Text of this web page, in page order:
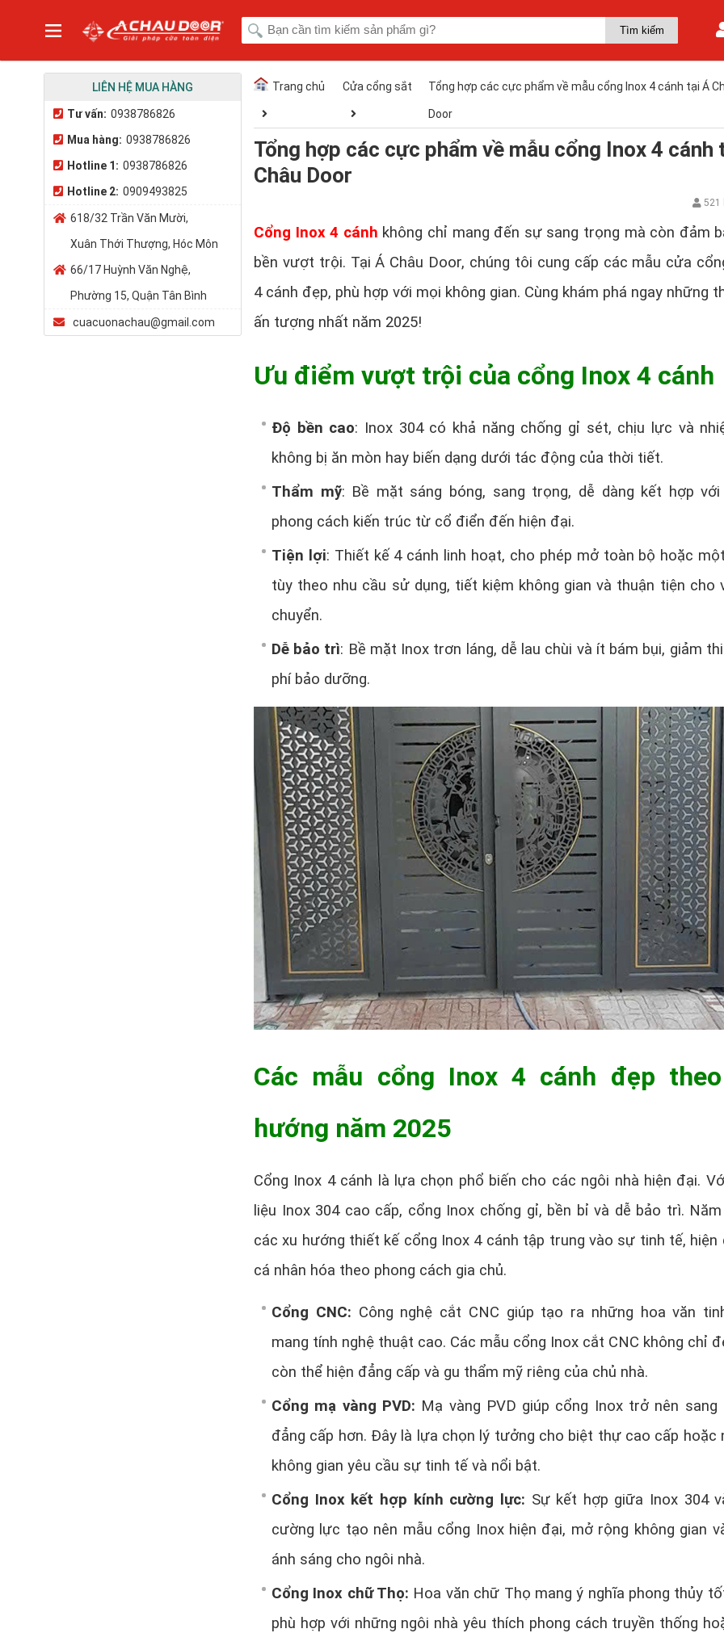
LIÊN HỆ MUA HÀNG
Tư vấn: 0938786826
Mua hàng: 0938786826
Hotline 1: 0938786826
Hotline 2: 0909493825
618/32 Trần Văn Mười,
Xuân Thới Thượng, Hóc Môn
66/17 Huỳnh Văn Nghệ,
Phường 15, Quận Tân Bình
cuacuonachau@gmail.com
Trang chủ Cửa cổng sắt Tổng hợp các cực phẩm về mẫu cổng Inox 4 cánh tại Á
Door
Tổng hợp các cực phẩm về mẫu cổng Inox 4 cánh
Châu Door
521
Cổng Inox 4 cánh không chỉ mang đến sự sang trọng mà còn đảm
bền vượt trội. Tại Á Châu Door, chúng tôi cung cấp các mẫu cửa
4 cánh đẹp, phù hợp với mọi không gian. Cùng khám phá ngay những
ấn tượng nhất năm 2025!
Ưu điểm vượt trội của cổng Inox 4 cánh
Độ bền cao: Inox 304 có khả năng chống gỉ sét, chịu lực và
không bị ăn mòn hay biến dạng dưới tác động của thời tiết.
Thẩm mỹ: Bề mặt sáng bóng, sang trọng, dễ dàng kết hợp với
phong cách kiến trúc từ cổ điển đến hiện đại.
Tiện lợi: Thiết kế 4 cánh linh hoạt, cho phép mở toàn bộ hoặc
tùy theo nhu cầu sử dụng, tiết kiệm không gian và thuận tiện cho
chuyển.
Dễ bảo trì: Bề mặt Inox trơn láng, dễ lau chùi và ít bám bụi, giảm
phí bảo dưỡng.
Các mẫu cổng Inox 4 cánh đẹp
hướng năm 2025
Cổng Inox 4 cánh là lựa chọn phổ biến cho các ngôi nhà hiện đại.
liệu Inox 304 cao cấp, cổng Inox chống gỉ, bền bỉ và dễ bảo trì. Năm
các xu hướng thiết kế cổng Inox 4 cánh tập trung vào sự tinh tế, hiện
cá nhân hóa theo phong cách gia chủ.
Cổng CNC: Công nghệ cắt CNC giúp tạo ra những hoa văn
mang tính nghệ thuật cao. Các mẫu cổng Inox cắt CNC không chỉ
còn thể hiện đẳng cấp và gu thẩm mỹ riêng của chủ nhà.
Cổng mạ vàng PVD: Mạ vàng PVD giúp cổng Inox trở nên sang
đẳng cấp hơn. Đây là lựa chọn lý tưởng cho biệt thự cao cấp hoặc
không gian yêu cầu sự tinh tế và nổi bật.
Cổng Inox kết hợp kính cường lực: Sự kết hợp giữa Inox 304
cường lực tạo nên mẫu cổng Inox hiện đại, mở rộng không gian
ánh sáng cho ngôi nhà.
Cổng Inox chữ Thọ: Hoa văn chữ Thọ mang ý nghĩa phong thủy
phù hợp với những ngôi nhà yêu thích phong cách truyền thống